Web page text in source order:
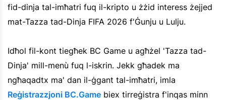
fid-dinja tal-imħatri fuq il-kripto u żżid interess żejjed
mat-Tazza tad-Dinja FIFA 2026 f'Ġunju u Lulju.
Idħol fil-kont tiegħek BC Game u agħżel 'Tazza tad-
Dinja' mill-menù fuq l-iskrin. Jekk għadek ma
ngħaqadtx ma' dan il-ġgant tal-imħatri, imla
Reġistrazzjoni BC.Game biex tirreġistra f'inqas minn